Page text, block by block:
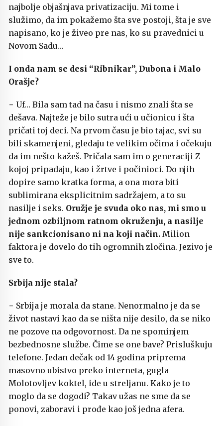
najbolje objašnjava privatizaciju. Mi tome i
služimo, da im pokažemo šta sve postoji, šta je sve
napisano, ko je živeo pre nas, ko su pravednici u
Novom Sadu…
I onda nam se desi “Ribnikar”, Dubona i Malo
Orašje?
− Uf… Bila sam tad na času i nismo znali šta se
dešava. Najteže je bilo sutra ući u učionicu i šta
pričati toj deci. Na prvom času je bio tajac, svi su
bili skamenjeni, gledaju te velikim očima i očekuju
da im nešto kažeš. Pričala sam im o generaciji Z
kojoj pripadaju, kao i žrtve i počinioci. Do njih
dopire samo kratka forma, a ona mora biti
sublimirana eksplicitnim sadržajem, a to su
nasilje i seks. Oružje je svuda oko nas, mi smo u
jednom ozbiljnom ratnom okruženju, a nasilje
nije sankcionisano ni na koji način. Milion
faktora je dovelo do tih ogromnih zločina. Jezivo je
sve to.
Srbija nije stala?
− Srbija je morala da stane. Nenormalno je da se
život nastavi kao da se ništa nije desilo, da se niko
ne pozove na odgovornost. Da ne spominjem
bezbednosne službe. Čime se one bave? Prisluškuju
telefone. Jedan dečak od 14 godina priprema
masovno ubistvo preko interneta, gugla
Molotovljev koktel, ide u streljanu. Kako je to
moglo da se dogodi? Takav užas ne sme da se
ponovi, zaboravi i prođe kao još jedna afera.